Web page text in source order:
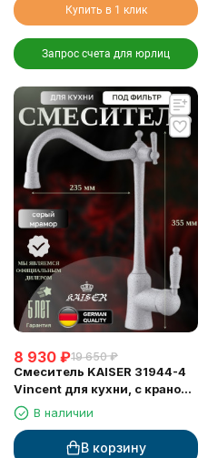
Купить в 1 клик
Запрос счета для юрлиц
8 930 ₽19 650 ₽
Смеситель KAISER 31944-4
Vincent для кухни, с краном
для питьевой воды, серый
мрамор
В наличии
В корзину